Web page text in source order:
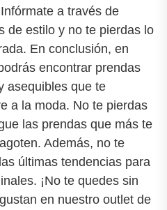
a través de
de estilo y no te pierdas lo
En conclusión, en
encontrar prendas
asequibles que te
a la moda. No te pierdas
las prendas que más te
Además, no te
últimas tendencias para
¡No te quedes sin
en nuestro outlet de